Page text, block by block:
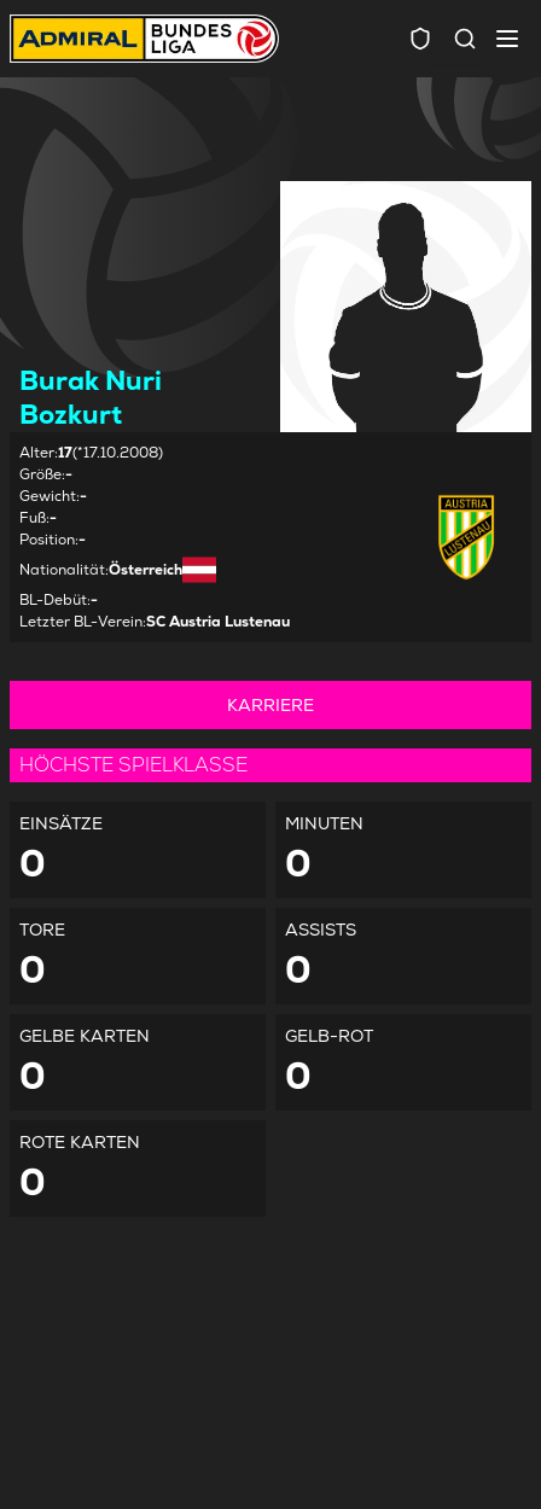
Burak Nuri
Bozkurt
Alter:17(*17.10.2008)
Größe:-
Gewicht:-
Fuß:-
Position:-
Nationalität:Österreich
BL-Debüt:-
Letzter BL-Verein:SC Austria Lustenau
KARRIERE
HÖCHSTE SPIELKLASSE
EINSÄTZE
0
MINUTEN
0
TORE
0
ASSISTS
0
GELBE KARTEN
0
GELB-ROT
0
ROTE KARTEN
0